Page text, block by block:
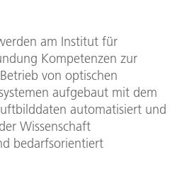
am Institut für
Kompetenzen zur
von optischen
aufgebaut mit dem
automatisiert und
Wissenschaft
bedarfsorientiert